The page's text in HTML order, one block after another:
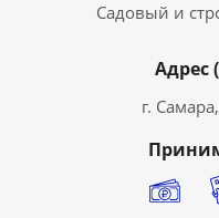
Садовый и
Адрес
г.